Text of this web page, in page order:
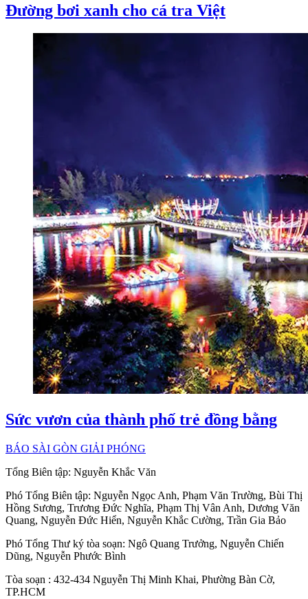
Đường bơi xanh cho cá tra Việt
Sức vươn của thành phố trẻ đồng bằng
BÁO SÀI GÒN GIẢI PHÓNG
Tổng Biên tập: Nguyễn Khắc Văn
Phó Tổng Biên tập: Nguyễn Ngọc Anh, Phạm Văn Trường, Bùi Thị
Hồng Sương, Trương Đức Nghĩa, Phạm Thị Vân Anh, Dương Văn
Quang, Nguyễn Đức Hiển, Nguyễn Khắc Cường, Trần Gia Bảo
Phó Tổng Thư ký tòa soạn: Ngô Quang Trưởng, Nguyễn Chiến
Dũng, Nguyễn Phước Bình
Tòa soạn : 432-434 Nguyễn Thị Minh Khai, Phường Bàn Cờ,
TP.HCM